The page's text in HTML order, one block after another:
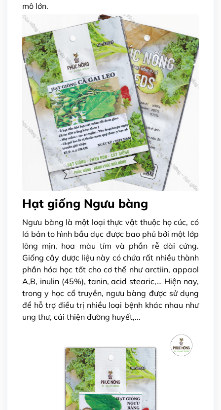
mô lớn.
Hạt giống Ngưu bàng
Ngưu bàng là một loại thực vật thuộc họ cúc, có
lá bản to hình bầu dục được bao phủ bởi một lớp
lông mịn, hoa màu tím và phần rễ dài cứng.
Giống cây dược liệu này có chứa rất nhiều thành
phần hóa học tốt cho cơ thể như arctiin, appaol
A,B, inulin (45%), tanin, acid stearic,… Hiện nay,
trong y học cổ truyền, ngưu bàng được sử dụng
để hỗ trợ điều trị nhiều loại bệnh khác nhau như
ung thư, cải thiện đường huyết,...